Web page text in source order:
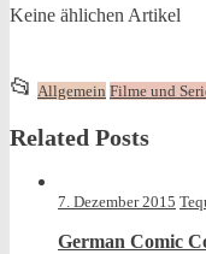
Keine ählichen Artikel
📂 This
was
posted
Allgemein Filme und
Related Posts
7. Dezember 2015
German Comic